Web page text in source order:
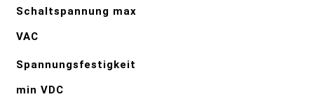
Schaltspannung max
VAC
Spannungsfestigkeit
min VDC